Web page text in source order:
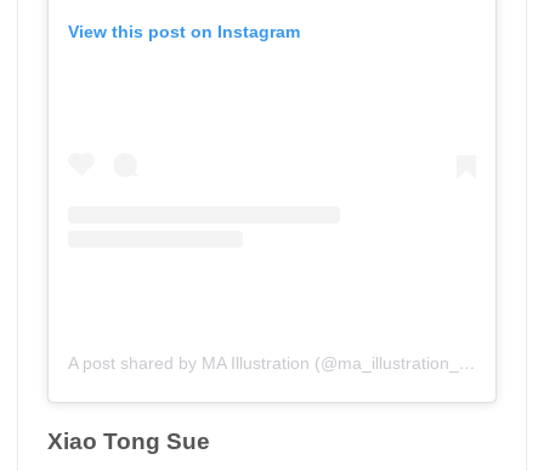
View this post on Instagram
A post shared by MA Illustration (@ma_illustration_aub)
Xiao Tong Sue